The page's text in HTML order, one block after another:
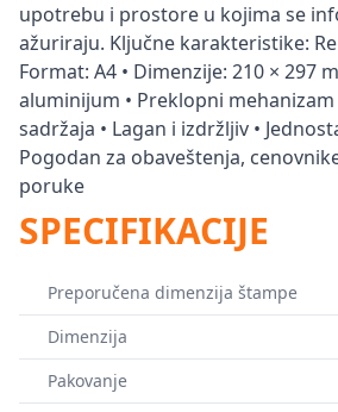
upotrebu i prostore u kojima se
ažuriraju. Ključne karakteristike:
Format: A4 • Dimenzije: 210 × 297
aluminijum • Preklopni mehanizam
sadržaja • Lagan i izdržljiv •
Pogodan za obaveštenja,
poruke
SPECIFIKACIJE
Preporučena dimenzija štampe
Dimenzija
Pakovanje